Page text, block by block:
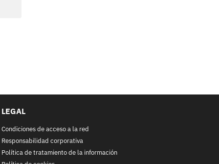
LEGAL
Condiciones de acceso a la red
Responsabilidad corporativa
Política de tratamiento de la información